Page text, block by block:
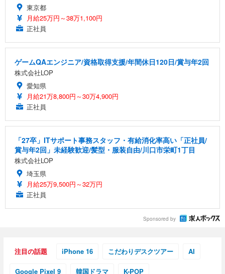
東京都
月給25万円～38万1,100円
正社員
ゲームQAエンジニア/資格取得支援/年間休日120日/賞与年2回
株式会社LOP
愛知県
月給21万8,800円～30万4,900円
正社員
「27卒」ITサポート事務スタッフ・有給消化率高い「正社員/
賞与年2回」未経験歓迎/髪型・服装自由/川口市栄町1丁目
株式会社LOP
埼玉県
月給25万9,500円～32万円
正社員
Sponsored by
注目の話題 iPhone 16 こだわりデスクツアー AI
Google Pixel 9 韓国ドラマ K-POP